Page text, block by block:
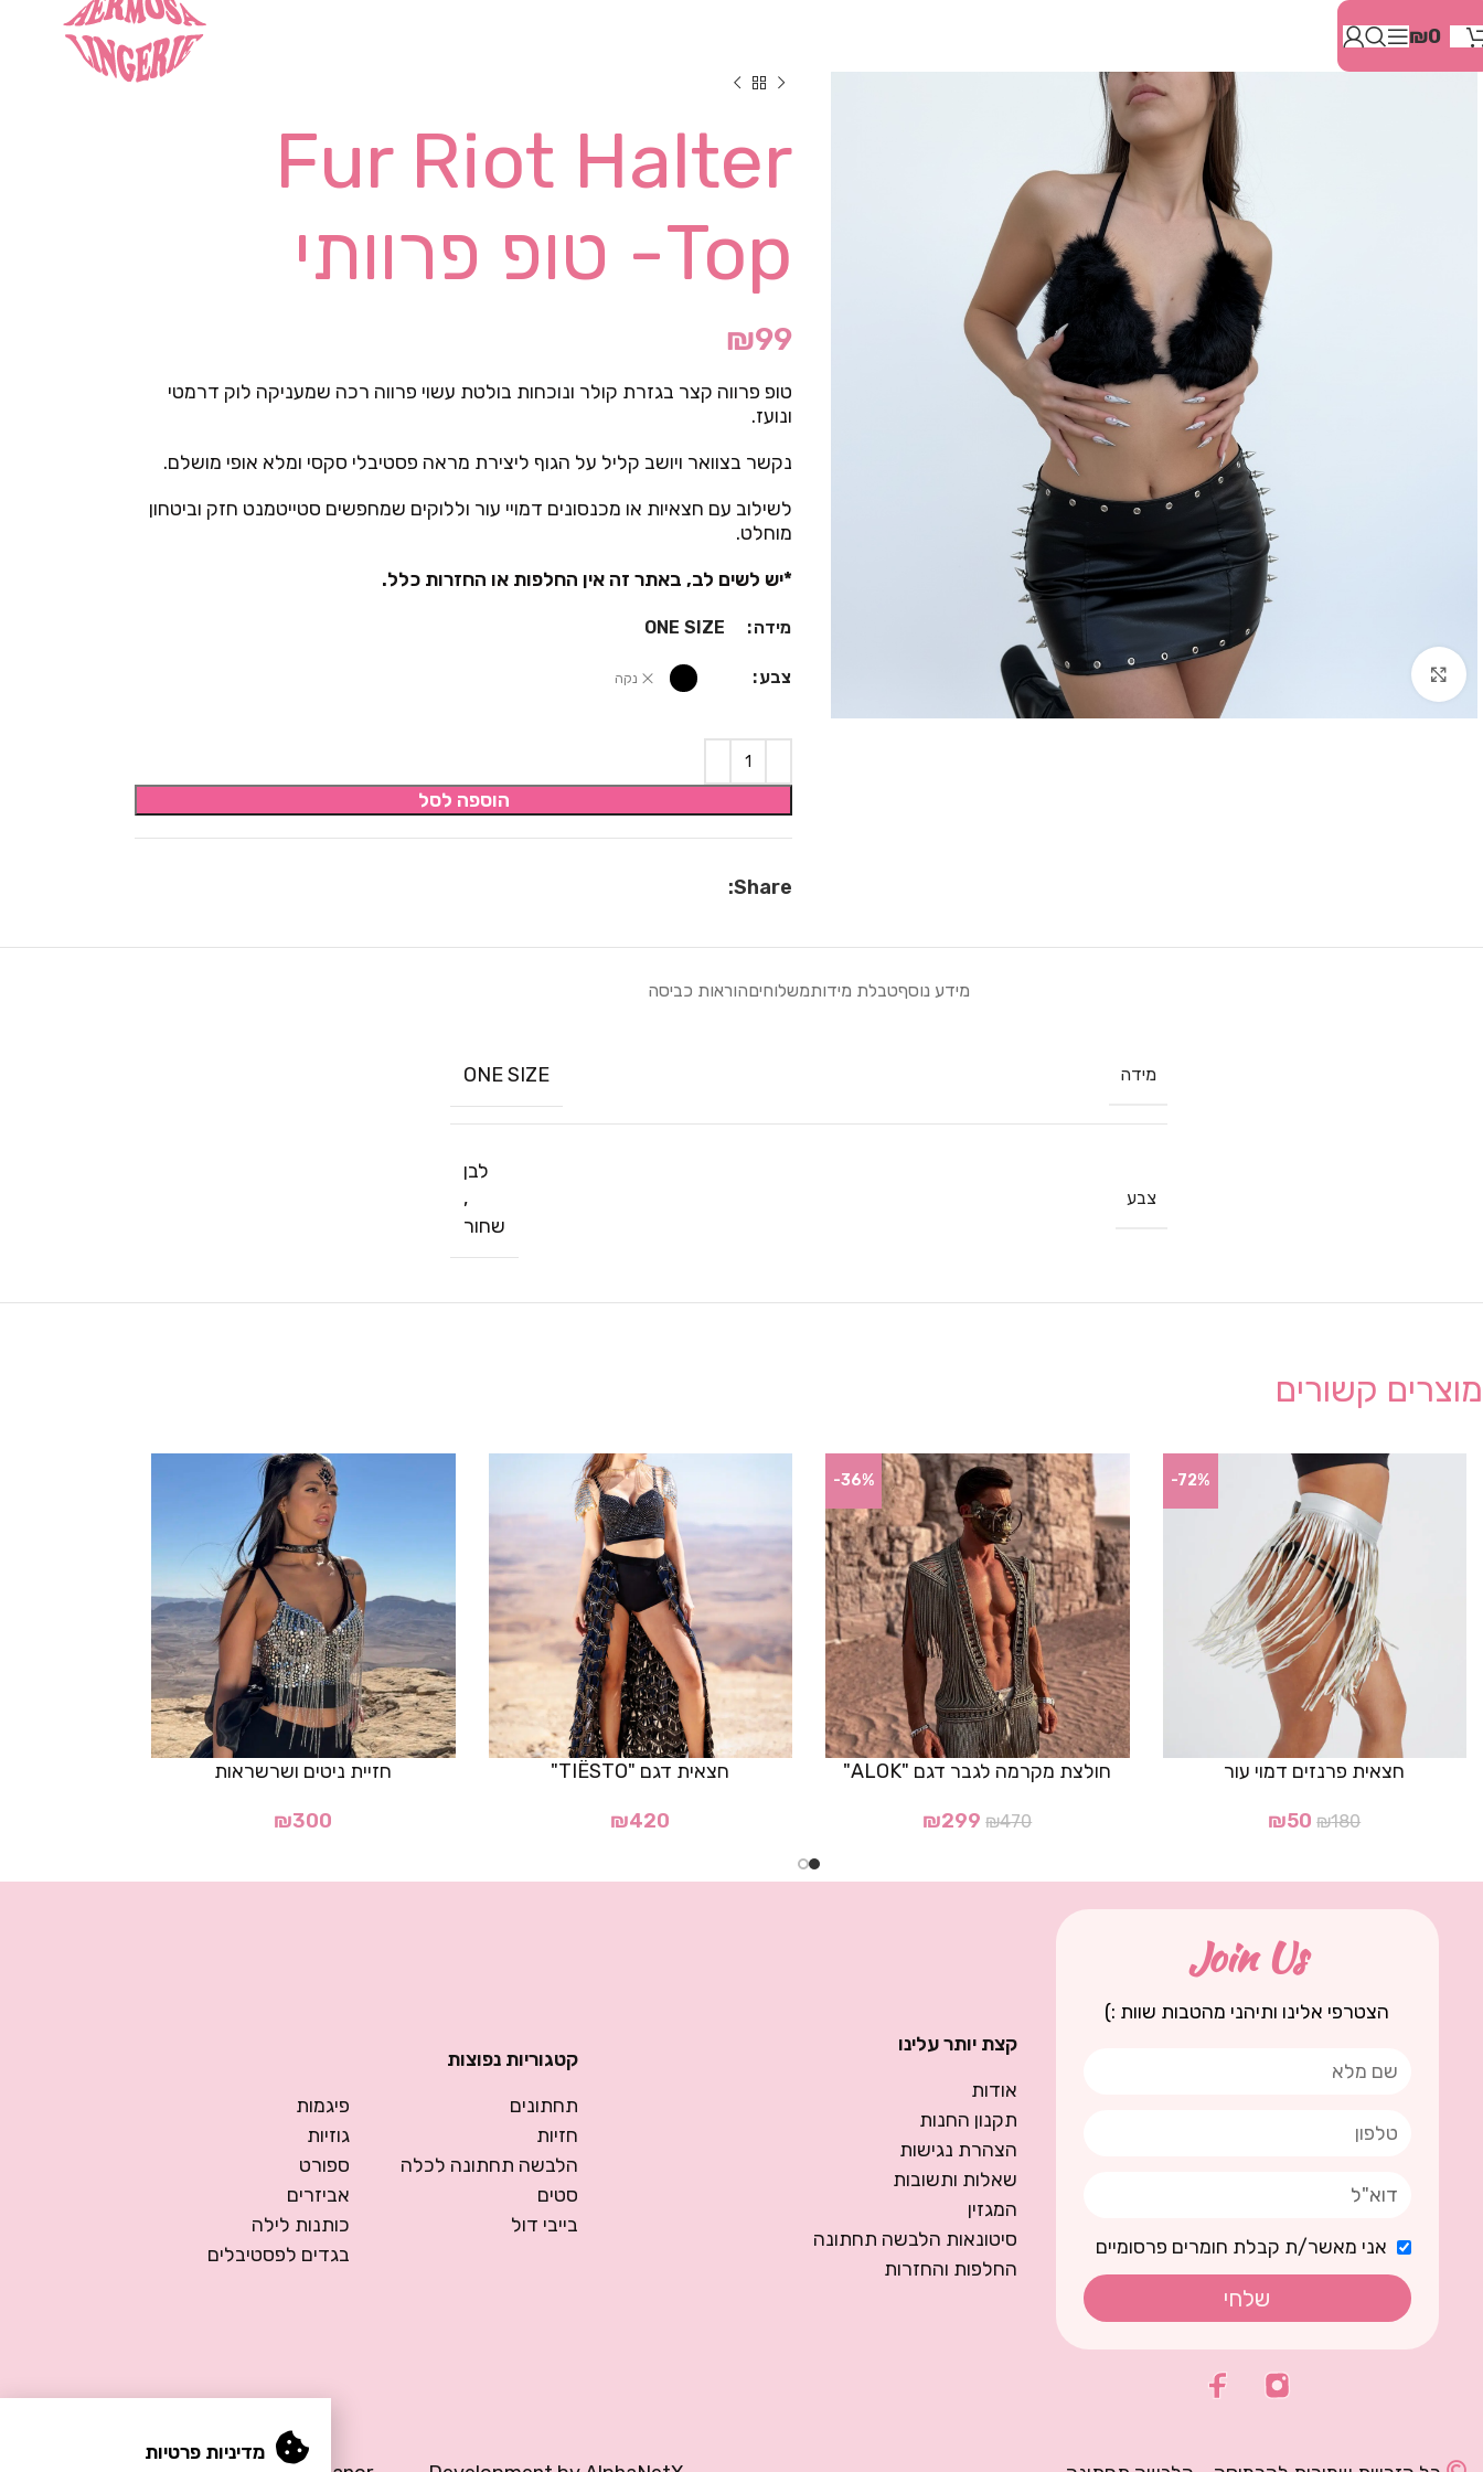
זֶה
₪0
Fur Riot Halter
Top- טופ פרוותי
₪99
טופ פרווה קצר בגזרת קולר ונוכחות בולטת עשוי פרווה רכה שמעניקה לוק דרמטי
ונועז.
נקשר בצוואר ויושב קליל על הגוף ליצירת מראה פסטיבלי סקסי ומלא אופי מושלם.
לשילוב עם חצאיות או מכנסונים דמויי עור וללוקים שמחפשים סטייטמנט חזק וביטחון
מוחלט.
*יש לשים לב, באתר זה אין החלפות או החזרות כלל.
מידה ONE SIZE
צבע נקה
הוספה לסל
Share:
מידע נוסףטבלת מידותמשלוחיםהוראות כביסה
מידה ONE SIZE
צבע
לבן
,
שחור
מוצרים קשורים
-72%
חצאית פרנזים דמוי עור
₪180
₪50
-36%
חולצת מקרמה לגבר דגם "ALOK"
₪470
₪299
חצאית דגם "TIËSTO"
₪420
חזיית ניטים ושרשראות
₪300
Join Us
הצטרפי אלינו ותיהני מהטבות שוות :)
אני מאשר/ת קבלת חומרים פרסומיים
שלחי
קצת יותר עלינו
אודות
תקנון החנות
הצהרת נגישות
שאלות ותשובות
המגזין
סיטונאות הלבשה תחתונה
החלפות והחזרות
קטגוריות נפוצות
תחתונים
חזיות
הלבשה תחתונה לכלה
סטים
בייבי דול
פיגמות
גוזיות
ספורט
אביזרים
כותנות לילה
בגדים לפסטיבלים
מדיניות פרטיות